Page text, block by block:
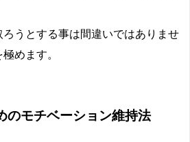
うとする事は間違いではありませ
めます。
のモチベーション維持法